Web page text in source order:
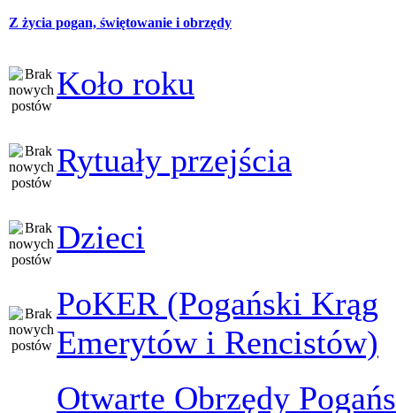
Z życia pogan, świętowanie i obrzędy
Koło roku
Rytuały przejścia
Dzieci
PoKER (Pogański Krąg
Emerytów i Rencistów)
Otwarte Obrzędy